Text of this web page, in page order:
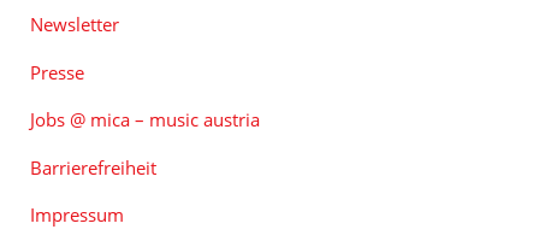
Newsletter
Presse
Jobs @ mica – music austria
Barrierefreiheit
Impressum